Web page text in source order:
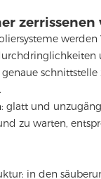
werden
glatt und
zu warten,
in den